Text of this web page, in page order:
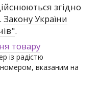
згідно
Закону України
.
товару
із радістю
вказаним на